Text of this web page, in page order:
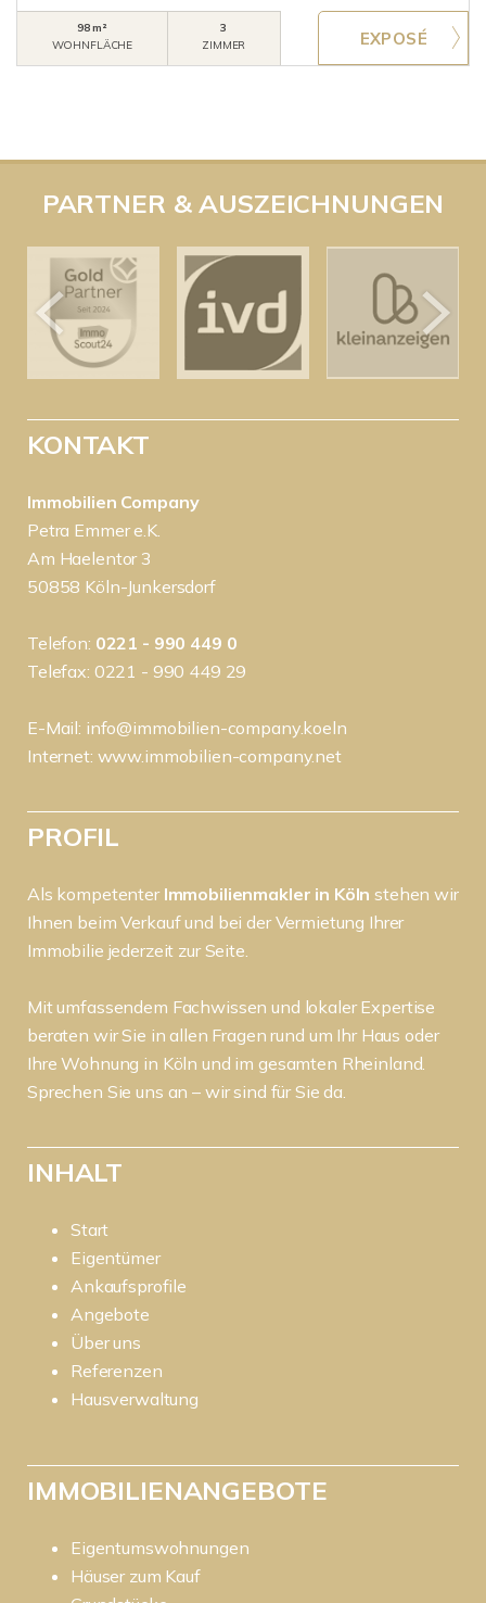
98 m²
WOHNFLÄCHE
3
ZIMMER
PARTNER & AUSZEICHNUNGEN
KONTAKT
Immobilien Company
Petra Emmer e.K.
Am Haelentor 3
50858 Köln-Junkersdorf
Telefon: 0221 - 990 449 0
Telefax: 0221 - 990 449 29
E-Mail: info@immobilien-company.koeln
Internet: www.immobilien-company.net
PROFIL
Als kompetenter Immobilienmakler in Kölnstehen wir
Ihnen beim Verkauf und bei der Vermietung Ihrer
Immobilie jederzeit zur Seite.
Mit umfassendem Fachwissen und lokaler Expertise
beraten wir Sie in allen Fragen rund um Ihr Haus oder
Ihre Wohnung in Köln und im gesamten Rheinland.
Sprechen Sie uns an – wir sind für Sie da.
INHALT
Start
Eigentümer
Ankaufsprofile
Angebote
Über uns
Referenzen
Hausverwaltung
IMMOBILIENANGEBOTE
Eigentumswohnungen
Häuser zum Kauf